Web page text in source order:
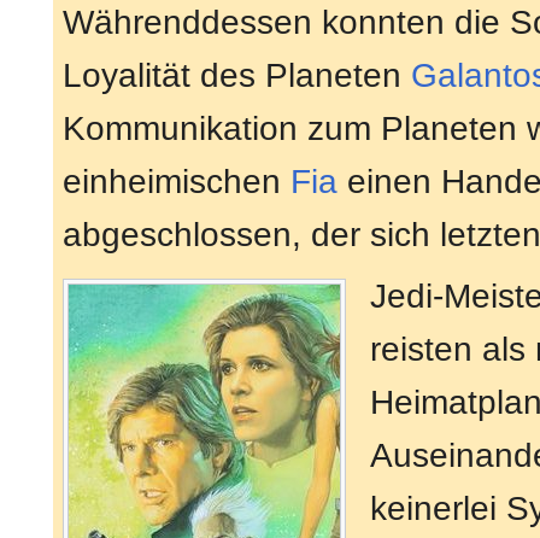
Währenddessen konnten die
Loyalität des Planeten
Kommunikation zum Planeten
einheimischen Fia einen
abgeschlossen, der sich
Jedi-
reisten
keinerlei